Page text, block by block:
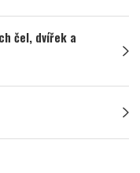
čel, dvířek a